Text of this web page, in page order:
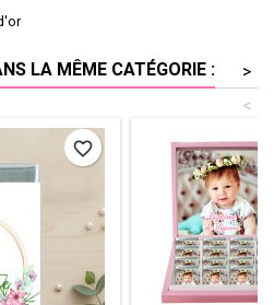
LA MÊME CATÉGORIE :
>
<
favorite_border